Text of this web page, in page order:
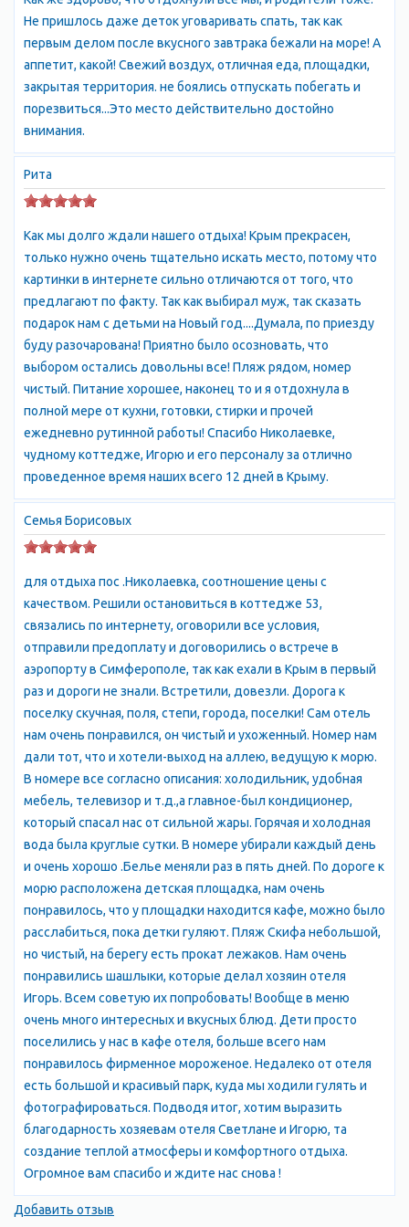
остановиться в многочисленных пансионатах, базах отдыха
или снять жилье в частном секторе. Но где бы не поселились
гости поселкаНиколаевка, им не приходится тратить много
времени, сил и средств, чтобы добраться до моря. Поселок
так компактно расположился вдоль побережья, что самые
дальние точки оказались в 15 минутах неторопливой ходьбы.
Местный Дом культуры представляет возможным посещать
различные выставки, концертные программы и кинозал.
Множество аттракционов на набережной и, конечно же, Луна-
парк, не оставляют равнодушными ни детей, ни взрослых. А
музыкой, танцевальными программами, продемонстрировать
свои вокальные и танцевальные способности. Отдых в
Николаевке дарует гостям этого молодого курорта
возможность расслабиться и забыть об оставленных вдали
проблемах, попросту наслаждаться солнечными пляжами,
тёплым морем, а, при удачном выборе способа размещения,
ещё и комфортным проживанием. Довольно удачным
расслаблению, можно назватьпансионаты в Николаевке.
приветливого курорта. Можно сказать больше: отдых в
Николаевке было бы трудно себе представить без
комфортабельных номеров и сервиса в николаевских
коттеджах или пансионатах.
Не пришлось даже деток уговаривать спать, так как
первым делом после вкусного завтрака бежали на море! А
аппетит, какой! Свежий воздух, отличная еда, площадки,
закрытая территория. не боялись отпускать побегать и
порезвиться...Это место действительно достойно
внимания.
Рита
Как мы долго ждали нашего отдыха! Крым прекрасен,
только нужно очень тщательно искать место, потому что
картинки в интернете сильно отличаются от того, что
предлагают по факту. Так как выбирал муж, так сказать
подарок нам с детьми на Новый год....Думала, по приезду
буду разочарована! Приятно было осозновать, что
выбором остались довольны все! Пляж рядом, номер
чистый. Питание хорошее, наконец то и я отдохнула в
полной мере от кухни, готовки, стирки и прочей
ежедневно рутинной работы! Спасибо Николаевке,
чудному коттедже, Игорю и его персоналу за отлично
проведенное время наших всего 12 дней в Крыму.
Семья Борисовых
для отдыха пос .Николаевка, соотношение цены с
качеством. Решили остановиться в коттедже 53,
связались по интернету, оговорили все условия,
отправили предоплату и договорились о встрече в
аэропорту в Симферополе, так как ехали в Крым в первый
раз и дороги не знали. Встретили, довезли. Дорога к
поселку скучная, поля, степи, города, поселки! Сам отель
нам очень понравился, он чистый и ухоженный. Номер нам
дали тот, что и хотели-выход на аллею, ведущую к морю.
В номере все согласно описания: холодильник, удобная
мебель, телевизор и т.д.,а главное-был кондиционер,
который спасал нас от сильной жары. Горячая и холодная
вода была круглые сутки. В номере убирали каждый день
и очень хорошо .Белье меняли раз в пять дней. По дороге к
морю расположена детская площадка, нам очень
понравилось, что у площадки находится кафе, можно было
расслабиться, пока детки гуляют. Пляж Скифа небольшой,
но чистый, на берегу есть прокат лежаков. Нам очень
понравились шашлыки, которые делал хозяин отеля
Игорь. Всем советую их попробовать! Вообще в меню
очень много интересных и вкусных блюд. Дети просто
поселились у нас в кафе отеля, больше всего нам
понравилось фирменное мороженое. Недалеко от отеля
есть большой и красивый парк, куда мы ходили гулять и
фотографироваться. Подводя итог, хотим выразить
благодарность хозяевам отеля Светлане и Игорю, та
создание теплой атмосферы и комфортного отдыха.
Огромное вам спасибо и ждите нас снова !
Добавить отзыв